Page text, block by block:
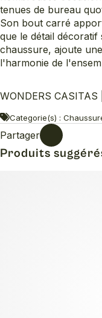
tenues de bureau
Son bout carré
que le détail
chaussure, ajoute
l'harmonie de
WONDERS CASITAS
Categorie(s) :
Partager
Produits